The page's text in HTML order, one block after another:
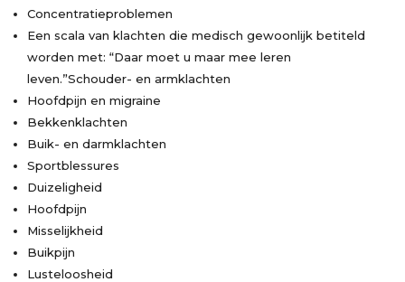
Concentratieproblemen
Een scala van klachten die medisch gewoonlijk betiteld
worden met: “Daar moet u maar mee leren
leven.”Schouder- en armklachten
Hoofdpijn en migraine
Bekkenklachten
Buik- en darmklachten
Sportblessures
Duizeligheid
Hoofdpijn
Misselijkheid
Buikpijn
Lusteloosheid